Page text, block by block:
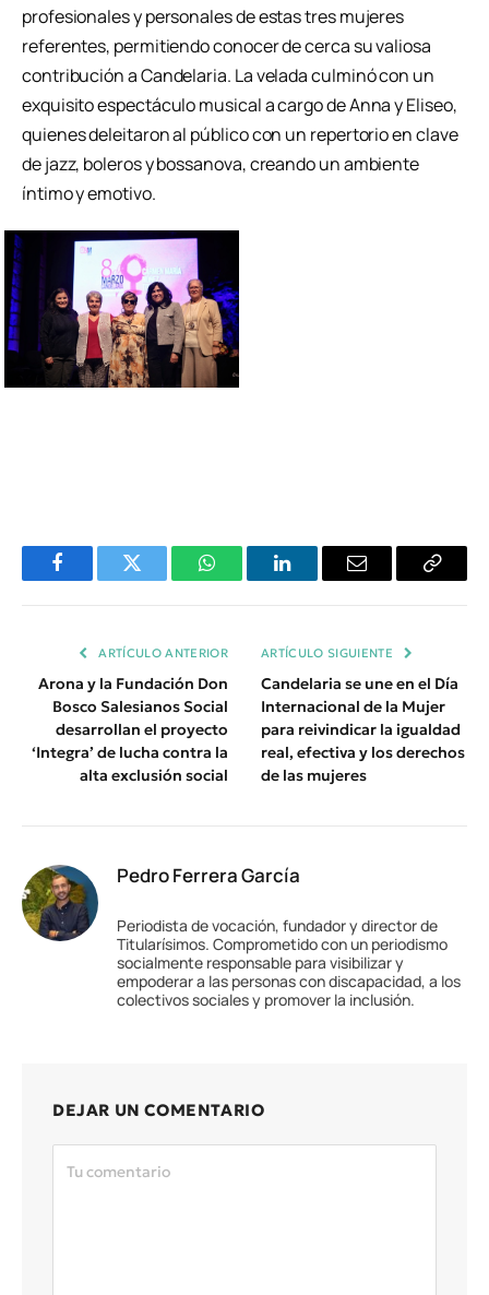
profesionales y personales de estas tres mujeres
referentes, permitiendo conocer de cerca su valiosa
contribución a Candelaria. La velada culminó con un
exquisito espectáculo musical a cargo de Anna y Eliseo,
quienes deleitaron al público con un repertorio en clave
de jazz, boleros y bossanova, creando un ambiente
íntimo y emotivo.
FacebookTwitter WhatsAppLinkedInEmail
Copiar
ARTÍCULO ANTERIOR
Arona y la Fundación Don
Bosco Salesianos Social
desarrollan el proyecto
‘Integra’ de lucha contra la
alta exclusión social
ARTÍCULO SIGUIENTE
Candelaria se une en el Día
Internacional de la Mujer
para reivindicar la igualdad
real, efectiva y los derechos
de las mujeres
Pedro Ferrera García
Periodista de vocación, fundador y director de
Titularísimos. Comprometido con un periodismo
socialmente responsable para visibilizar y
empoderar a las personas con discapacidad, a los
colectivos sociales y promover la inclusión.
DEJAR UN COMENTARIO